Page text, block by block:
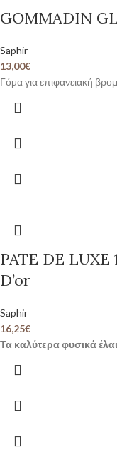
GOMMADIN
Saphir
13,00€
Γόμα για επιφανειακή
PATE DE
D’or
Saphir
16,25€
Τα καλύτερα φυσικά